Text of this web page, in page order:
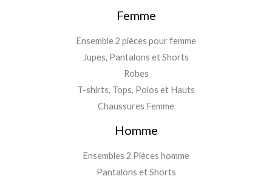
Femme
Ensemble 2 pièces pour femme
Jupes, Pantalons et Shorts
Robes
T-shirts, Tops, Polos et Hauts
Chaussures Femme
Homme
Ensembles 2 Pièces homme
Pantalons et Shorts